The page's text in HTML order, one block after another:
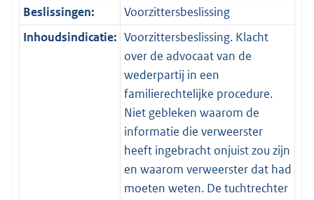
Beslissingen:
Voorzittersbeslissing
Inhoudsindicatie: Voorzittersbeslissing. Klacht
over de advocaat van de
wederpartij in een
familierechtelijke procedure.
Niet gebleken waarom de
informatie die verweerster
heeft ingebracht onjuist zou zijn
en waarom verweerster dat had
moeten weten. De tuchtrechter